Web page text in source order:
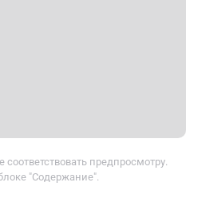
предпросмотру.
"Содержание".